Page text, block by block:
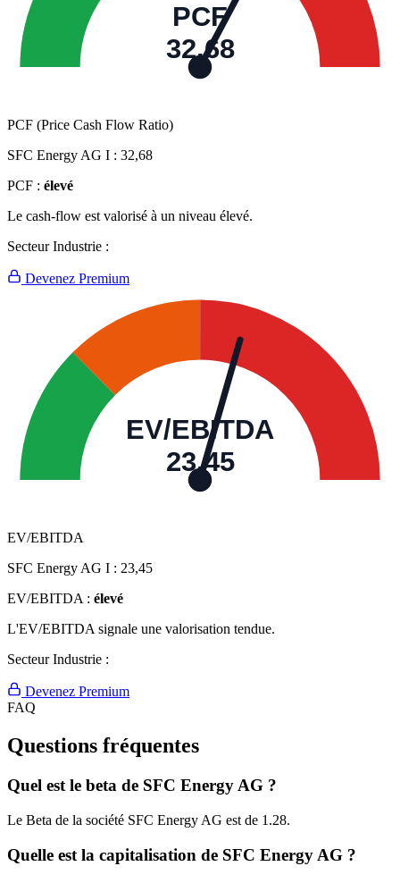
PCF
32,68
PCF (Price Cash Flow Ratio)
SFC Energy AG I : 32,68
PCF : élevé
Le cash-flow est valorisé à un niveau élevé.
Secteur Industrie :
Devenez Premium
EV/EBITDA
23,45
EV/EBITDA
SFC Energy AG I : 23,45
EV/EBITDA : élevé
L'EV/EBITDA signale une valorisation tendue.
Secteur Industrie :
Devenez Premium
FAQ
Questions fréquentes
Quel est le beta de SFC Energy AG ?
Le Beta de la société SFC Energy AG est de 1.28.
Quelle est la capitalisation de SFC Energy AG ?